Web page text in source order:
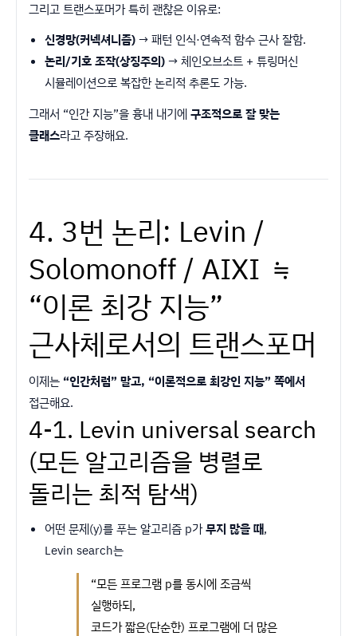
그리고 트랜스포머가 특히 괜찮은 이유로:
신경망(커넥셔니즘)→ 패턴 인식·연속적 함수 근사 잘함.
논리/기호 조작(상징주의)→ 체인오브소트 + 튜링머신
시뮬레이션으로 복잡한 논리적 추론도 가능.
그래서 “인간 지능”을 흉내 내기에구조적으로 잘 맞는
클래스라고 주장해요.
4. 3번 논리: Levin /
Solomonoff / AIXI ≒
“이론 최강 지능”
근사체로서의 트랜스포머
이제는 “인간처럼” 말고, “이론적으로 최강인 지능” 쪽에서
접근해요.
4-1. Levin universal search
(모든 알고리즘을 병렬로
돌리는 최적 탐색)
어떤 문제(y)를 푸는 알고리즘 p가무지 많을 때,
Levin search는
“모든 프로그램 p를 동시에 조금씩
실행하되,
코드가 짧은(단순한) 프로그램에 더 많은